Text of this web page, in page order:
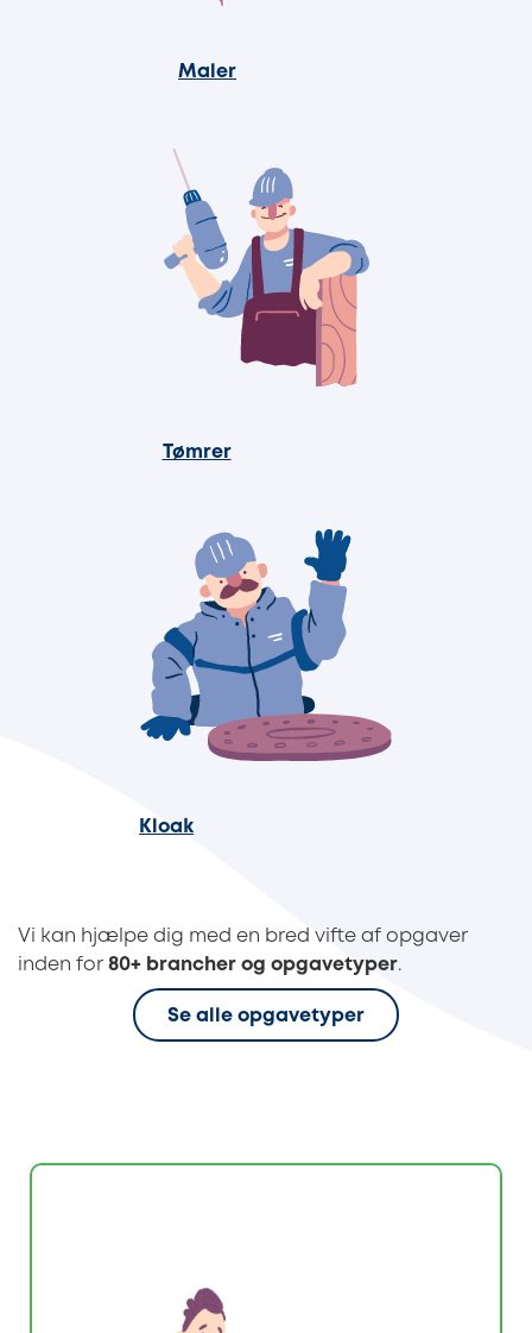
Maler
Tømrer
Kloak
Vi kan hjælpe dig med en bred vifte af opgaver
inden for 80+ brancher og opgavetyper.
Se alle opgavetyper